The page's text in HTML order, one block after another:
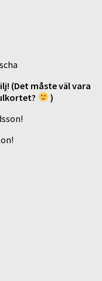
(Det måste väl vara
)